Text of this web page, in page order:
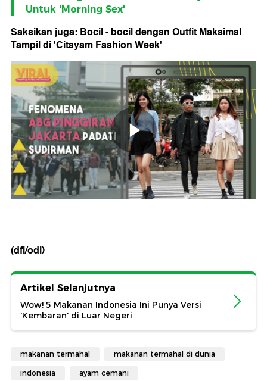
Untuk 'Morning Sex'
Saksikan juga: Bocil - bocil dengan Outfit Maksimal
Tampil di 'Citayam Fashion Week'
(dfl/odi)
Artikel Selanjutnya
Wow! 5 Makanan Indonesia Ini Punya Versi
'Kembaran' di Luar Negeri
makanan termahal makanan termahal di dunia
indonesia ayam cemani